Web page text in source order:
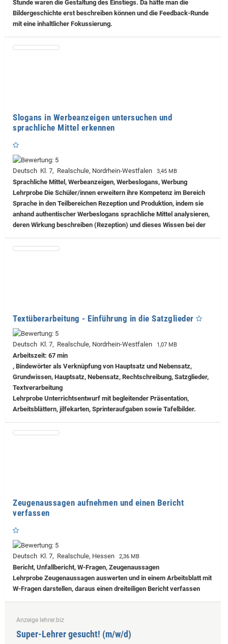
Stunde waren die Gestaltung des Einstiegs. Da hätte man die
Bildergeschichte erst beschreiben können und die Feedback-Runde
mit eine inhaltlicher Fokussierung.
Slogans in Werbeanzeigen untersuchen und
sprachliche Mittel erkennen
Deutsch Kl. 7, Realschule, Nordrhein-Westfalen 3,45 MB
Sprachliche Mittel, Werbeanzeigen, Werbeslogans, Werbung
Lehrprobe Die Schüler/innen erweitern ihre Kompetenz im Bereich
Sprache in den Teilbereichen Rezeption und Produktion, indem sie
anhand authentischer Werbeslogans sprachliche Mittel analysieren,
deren Wirkung beschreiben (Rezeption) und dieses Wissen bei der
Textüberarbeitung - Einführung in die Satzglieder
Deutsch Kl. 7, Realschule, Nordrhein-Westfalen 1,07 MB
Arbeitszeit: 67 min
, Bindewörter als Verknüpfung von Hauptsatz und Nebensatz,
Grundwissen, Hauptsatz, Nebensatz, Rechtschreibung, Satzglieder,
Textverarbeitung
Lehrprobe Unterrichtsentwurf mit begleitender Präsentation,
Arbeitsblättern, jilfekarten, Sprinteraufgaben sowie Tafelbilder.
Zeugenaussagen aufnehmen und einen Bericht
verfassen
Deutsch Kl. 7, Realschule, Hessen 2,36 MB
Bericht, Unfallbericht, W-Fragen, Zeugenaussagen
Lehrprobe Zeugenaussagen auswerten und in einem Arbeitsblatt mit
W-Fragen darstellen, daraus einen dreiteiligen Bericht verfassen
Anzeige lehrer.biz
Super-Lehrer gesucht! (m/w/d)